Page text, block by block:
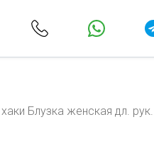
Блузка женская дл. рук.